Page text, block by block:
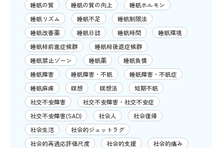
睡眠の質
睡眠の質の向上
睡眠ホルモン
睡眠リズム
睡眠不足
睡眠制限法
睡眠改善薬
睡眠日誌 睡眠時間
睡眠環境
睡眠相前進症候群
睡眠相後退症候群
睡眠禁止ゾーン
睡眠薬
睡眠負債
睡眠障害
睡眠障害・不眠
睡眠障害・不眠症
睡眠麻痺
瞑想 瞑想法
短期不眠
社交不安障害
社交不安障害・社交不安症
社交不安障害(SAD)
社会人
社会復帰
社会生活
社会的ジェットラグ
社会的再適応評価尺度
社会的支援
社会的痛み